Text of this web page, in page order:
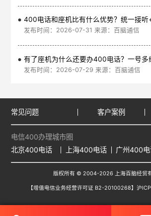
发布时间：2026-07-31 来源：百脑通信
发布时间：2026-07-29 来源：百脑通信
常见问题 客户案例
电信400办理城市圈
北京400电话
上海400电话 广州400
版权所有 © 2004-2026 上海百脑经贸
【增值电信业务经营许可证 B2-20100268】 沪